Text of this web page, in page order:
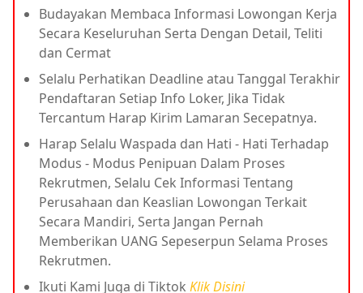
Budayakan Membaca Informasi Lowongan Kerja
Secara Keseluruhan Serta Dengan Detail, Teliti
dan Cermat
Selalu Perhatikan Deadline atau Tanggal Terakhir
Pendaftaran Setiap Info Loker, Jika Tidak
Tercantum Harap Kirim Lamaran Secepatnya.
Harap Selalu Waspada dan Hati - Hati Terhadap
Modus - Modus Penipuan Dalam Proses
Rekrutmen, Selalu Cek Informasi Tentang
Perusahaan dan Keaslian Lowongan Terkait
Secara Mandiri, Serta Jangan Pernah
Memberikan UANG Sepeserpun Selama Proses
Rekrutmen.
Ikuti Kami Juga di Tiktok Klik Disini